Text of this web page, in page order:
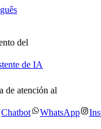
del
de IA
de atención al
Chatbot WhatsApp